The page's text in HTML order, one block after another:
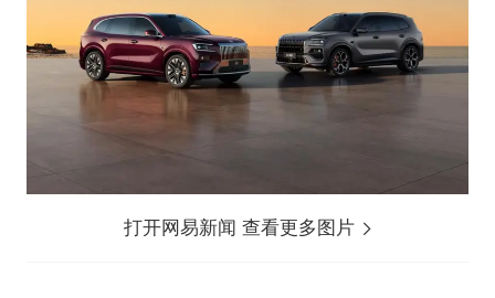
打开网易新闻 查看更多图片